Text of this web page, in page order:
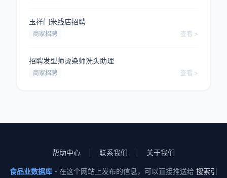
玉祥门米线店招聘
商家招聘 查看 >
招聘发型师烫染师洗头助理
商家招聘 查看 >
帮助中心 联系我们 关于我们
食品业数据库 - 在这个网站上发布的信息，可以直接推送给 搜索引